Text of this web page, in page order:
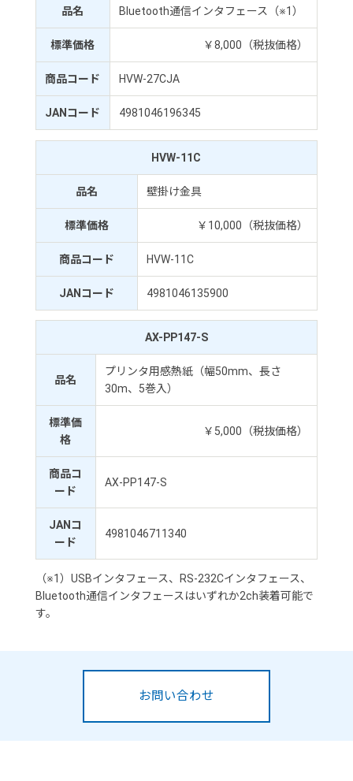
品名 Bluetooth通信インタフェース（※1）
標準価格 ￥8,000（税抜価格）
商品コード HVW-27CJA
JANコード 4981046196345
HVW-11C
品名 壁掛け金具
標準価格 ￥10,000（税抜価格）
商品コード HVW-11C
JANコード 4981046135900
AX-PP147-S
品名
プリンタ用感熱紙（幅50mm、長さ
30m、5巻入）
標準価
格
￥5,000（税抜価格）
商品コ
ード
AX-PP147-S
JANコ
ード
4981046711340
（※1）USBインタフェース、RS-232Cインタフェース、
Bluetooth通信インタフェースはいずれか2ch装着可能で
す。
お問い合わせ